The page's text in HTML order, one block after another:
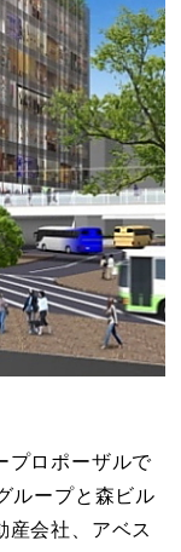
プロポーザルで
ループと森ビル
産会社、アベス